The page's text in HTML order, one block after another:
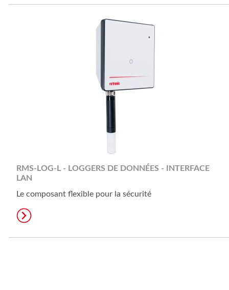
RMS-LOG-L - LOGGERS DE DONNÉES - INTERFACE
LAN
Le composant flexible pour la sécurité